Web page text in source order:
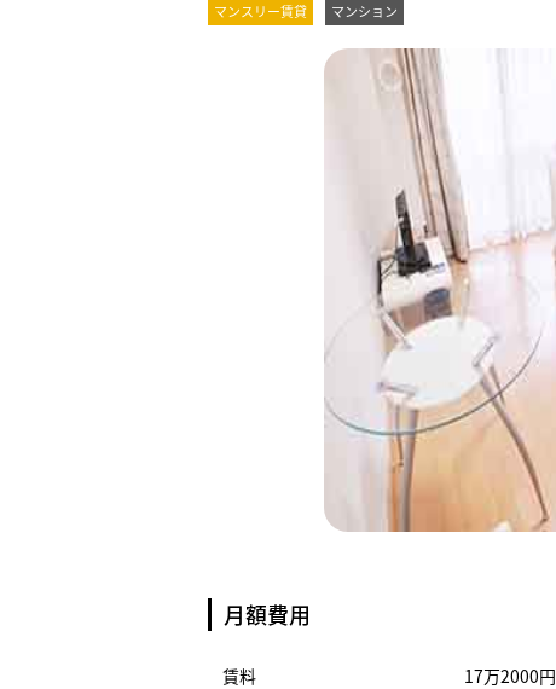
マンスリー賃貸 マンション
月額費用
賃料 17万2000円